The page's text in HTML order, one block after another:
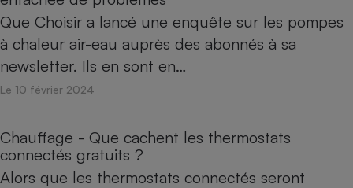
Que Choisir a lancé une enquête sur les pompes
à chaleur air-eau auprès des abonnés à sa
newsletter. Ils en sont en…
Le 10 février 2024
Chauffage - Que cachent les thermostats
connectés gratuits ?
Alors que les thermostats connectés seront